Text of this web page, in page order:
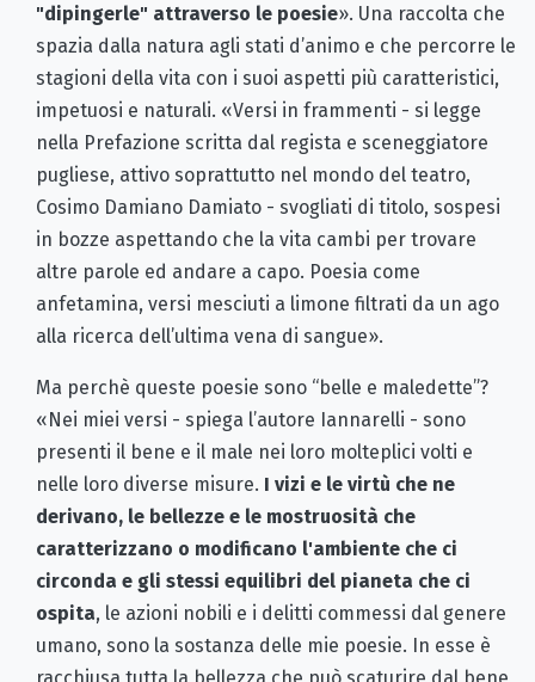
"dipingerle" attraverso le poesie». Una raccolta che
spazia dalla natura agli stati d’animo e che percorre le
stagioni della vita con i suoi aspetti più caratteristici,
impetuosi e naturali. «Versi in frammenti - si legge
nella Prefazione scritta dal regista e sceneggiatore
pugliese, attivo soprattutto nel mondo del teatro,
Cosimo Damiano Damiato - svogliati di titolo, sospesi
in bozze aspettando che la vita cambi per trovare
altre parole ed andare a capo. Poesia come
anfetamina, versi mesciuti a limone filtrati da un ago
alla ricerca dell’ultima vena di sangue».
Ma perchè queste poesie sono “belle e maledette”?
«Nei miei versi - spiega l’autore Iannarelli - sono
presenti il bene e il male nei loro molteplici volti e
nelle loro diverse misure. I vizi e le virtù che ne
derivano, le bellezze e le mostruosità che
caratterizzano o modificano l'ambiente che ci
circonda e gli stessi equilibri del pianeta che ci
ospita, le azioni nobili e i delitti commessi dal genere
umano, sono la sostanza delle mie poesie. In esse è
racchiusa tutta la bellezza che può scaturire dal bene